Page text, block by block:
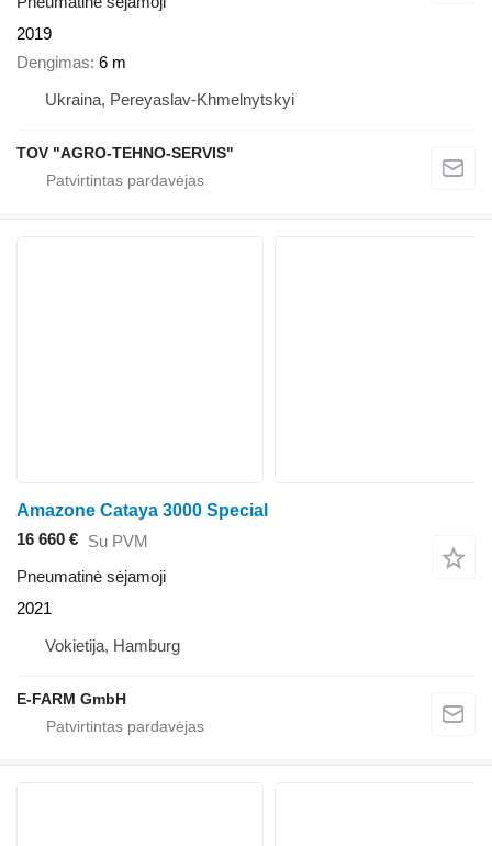
2019
Dengimas 6 m
Ukraina, Pereyaslav-Khmelnytskyi
TOV "AGRO-TEHNO-SERVIS"
Amazone Cataya 3000 Special
16 660 € Su PVM
Pneumatinė sėjamoji
2021
Vokietija, Hamburg
E-FARM GmbH